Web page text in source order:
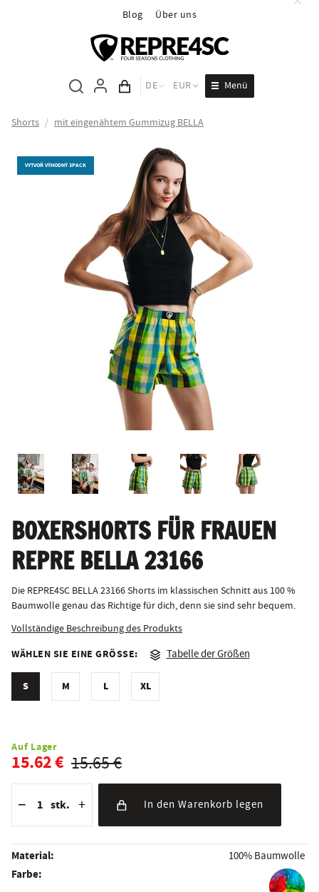
Blog Über uns
Inhalt des Wagens
DE EUR Menü
Shorts / mit eingenähtem Gummizug BELLA
VYTVOŘ VÝHODNÝ 3PACK
BOXERSHORTS FÜR FRAUEN
REPRE BELLA 23166
Die REPRE4SC BELLA 23166 Shorts im klassischen Schnitt aus 100 %
Baumwolle genau das Richtige für dich, denn sie sind sehr bequem.
Vollständige Beschreibung des Produkts
WÄHLEN SIE EINE GRÖSSE: Tabelle der Größen
S M L XL
Auf Lager
15.62 € 15.65 €
− stk. + In den Warenkorb legen
Material: 100% Baumwolle
Farbe: